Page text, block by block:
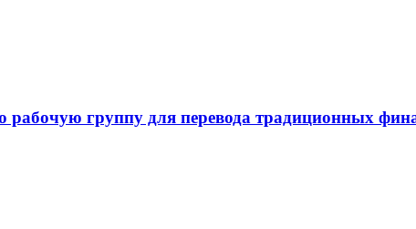
рабочую группу для перевода традиционных